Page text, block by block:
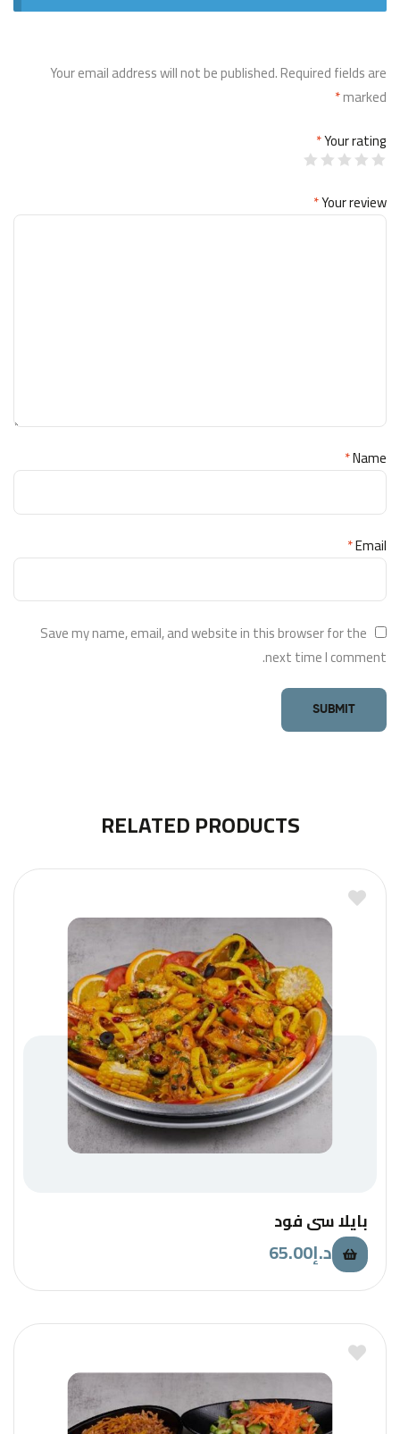
Your email address will not be published.Required fields are
marked
*
Your rating
*
Your review
*
Name
*
Email
*
Save my name, email, and website in this browser for the
next time I comment.
RELATED PRODUCTS
بايلا سي فود
د.إ65.00